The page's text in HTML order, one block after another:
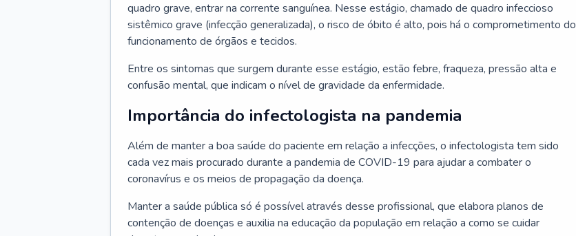
quadro grave, entrar na corrente sanguínea. Nesse estágio, chamado de quadro infeccioso
sistêmico grave (infecção generalizada), o risco de óbito é alto, pois há o comprometimento do
funcionamento de órgãos e tecidos.
Entre os sintomas que surgem durante esse estágio, estão febre, fraqueza, pressão alta e
confusão mental, que indicam o nível de gravidade da enfermidade.
Importância do infectologista na pandemia
Além de manter a boa saúde do paciente em relação a infecções, o infectologista tem sido
cada vez mais procurado durante a pandemia de COVID-19 para ajudar a combater o
coronavírus e os meios de propagação da doença.
Manter a saúde pública só é possível através desse profissional, que elabora planos de
contenção de doenças e auxilia na educação da população em relação a como se cuidar